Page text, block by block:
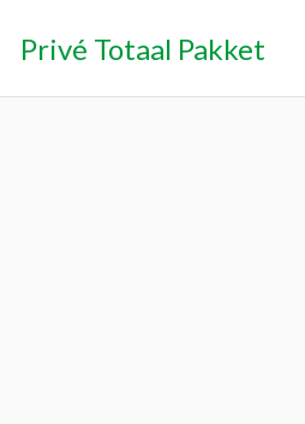
Privé Totaal Pakket